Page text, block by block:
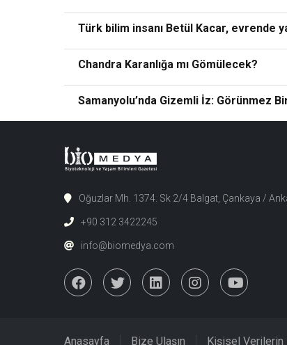
Türk bilim insanı Betül Kacar, evrende
Chandra Karanlığa mı Gömülecek?
Samanyolu’nda Gizemli İz: Görünmez
Oğuzlar Mh. 1374. Sk 2/4 Balgat, Çankaya /
+90 312 3422245
info@biomedya.com
Anasayfa Bize Ulaşın Kişisel Verilerin